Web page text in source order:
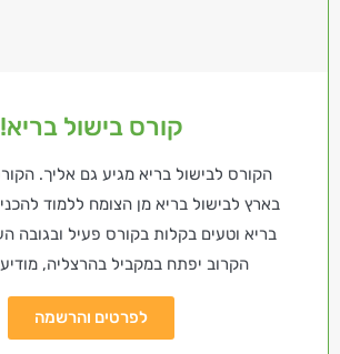
קורס בישול בריא!
הקורס לבישול בריא מגיע גם אליך.
בארץ לבישול בריא מן הצומח ללמוד
בריא וטעים בקלות בקורס פעיל ובגובה
הקרוב יפתח במקביל בהרצליה,
לפרטים והרשמה